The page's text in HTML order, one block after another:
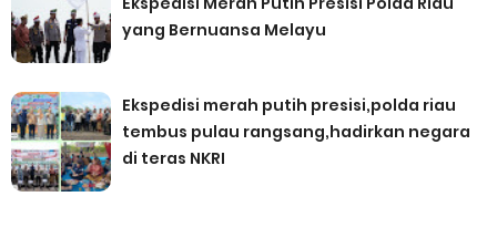
yang Bernuansa Melayu
Ekspedisi merah putih presisi,polda riau
tembus pulau rangsang,hadirkan negara
di teras NKRI